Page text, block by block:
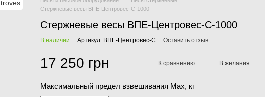
Стержневые весы ВПЕ-Центровес-С-1000
Стержневые весы ВПЕ-Центровес-С-1000
В наличии Артикул: ВПЕ-Центровес-С Оставить отзыв
17 250 грн К сравнению В желания
Максимальный предел взвешивания Мах, кг